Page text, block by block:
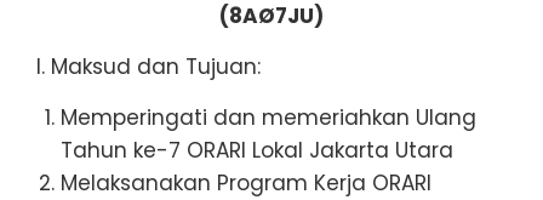
(8AØ7JU)
I. Maksud dan Tujuan:
Memperingati dan memeriahkan Ulang
Tahun ke-7 ORARI Lokal Jakarta Utara
Melaksanakan Program Kerja ORARI